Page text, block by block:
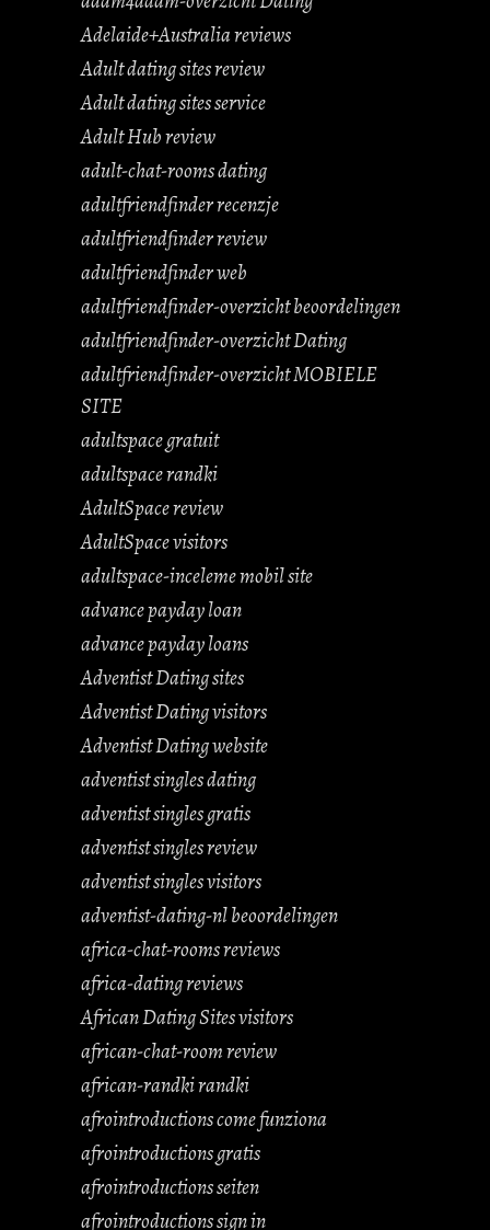
Adelaide+Australia reviews
Adult dating sites review
Adult dating sites service
Adult Hub review
adult-chat-rooms dating
adultfriendfinder recenzje
adultfriendfinder review
adultfriendfinder web
adultfriendfinder-overzicht beoordelingen
adultfriendfinder-overzicht Dating
adultfriendfinder-overzicht MOBIELE
SITE
adultspace gratuit
adultspace randki
AdultSpace review
AdultSpace visitors
adultspace-inceleme mobil site
advance payday loan
advance payday loans
Adventist Dating sites
Adventist Dating visitors
Adventist Dating website
adventist singles dating
adventist singles gratis
adventist singles review
adventist singles visitors
adventist-dating-nl beoordelingen
africa-chat-rooms reviews
africa-dating reviews
African Dating Sites visitors
african-chat-room review
african-randki randki
afrointroductions come funziona
afrointroductions gratis
afrointroductions seiten
afrointroductions sign in